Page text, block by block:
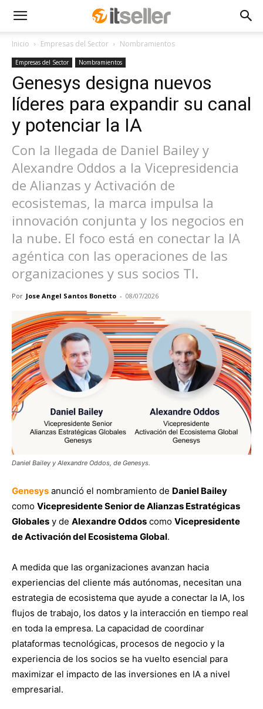
Inicio Empresas del Sector Nombramientos
Empresas del Sector Nombramientos
Genesys designa nuevos
líderes para expandir su canal
y potenciar la IA
Con la llegada de Daniel Bailey y
Alexandre Oddos a la Vicepresidencia
de Alianzas y Activación de
ecosistemas, la marca impulsa la
innovación conjunta y los negocios en
la nube. El foco está en conectar la IA
agéntica con las operaciones de las
organizaciones y sus socios TI.
Por Jose Angel Santos Bonetto - 08/07/2026
Daniel Bailey y Alexandre Oddos, de Genesys.
Genesys anunció el nombramiento de Daniel Bailey
como Vicepresidente Senior de Alianzas Estratégicas
Globales y de Alexandre Oddos como Vicepresidente
de Activación del Ecosistema Global.
A medida que las organizaciones avanzan hacia
experiencias del cliente más autónomas, necesitan una
estrategia de ecosistema que ayude a conectar la IA, los
flujos de trabajo, los datos y la interacción en tiempo real
en toda la empresa. La capacidad de coordinar
plataformas tecnológicas, procesos de negocio y la
experiencia de los socios se ha vuelto esencial para
maximizar el impacto de las inversiones en IA a nivel
empresarial.